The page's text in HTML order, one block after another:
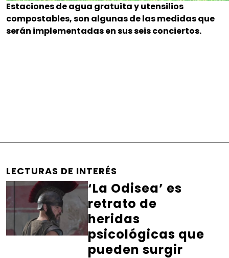
Estaciones de agua gratuita y utensilios
compostables, son algunas de las medidas que
serán implementadas en sus seis conciertos.
LECTURAS DE INTERÉS
‘La Odisea’ es
retrato de
heridas
psicológicas que
pueden surgir